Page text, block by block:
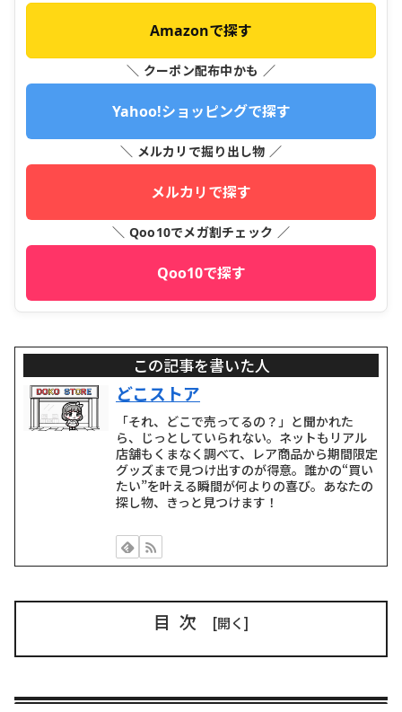
Amazonで探す
＼ クーポン配布中かも ／
Yahoo!ショッピングで探す
＼ メルカリで掘り出し物 ／
メルカリで探す
＼ Qoo10でメガ割チェック ／
Qoo10で探す
この記事を書いた人
どこストア
「それ、どこで売ってるの？」と聞かれた
ら、じっとしていられない。ネットもリアル
店舗もくまなく調べて、レア商品から期間限定
グッズまで見つけ出すのが得意。誰かの“買い
たい”を叶える瞬間が何よりの喜び。あなたの
探し物、きっと見つけます！
目次